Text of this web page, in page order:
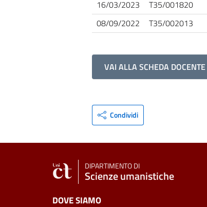
16/03/2023
T35/001820
08/09/2022
T35/002013
VAI ALLA SCHEDA DOCENTE
Condividi
DIPARTIMENTO DI
Scienze umanistiche
DOVE SIAMO